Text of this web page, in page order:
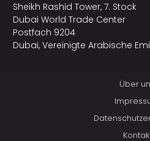
Sheikh Rashid Tower, 7. Stock
Dubai World Trade Center
Postfach 9204
Dubai, Vereinigte Arabische
Über